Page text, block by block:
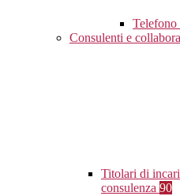
Telefono
Consulenti e
Titolari di
consulenza 90